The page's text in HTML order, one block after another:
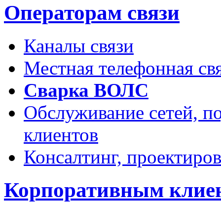
Операторам связи
Каналы связи
Местная телефонная
Сварка ВОЛС
Обслуживание сетей,
клиентов
Консалтинг,
Корпоративным